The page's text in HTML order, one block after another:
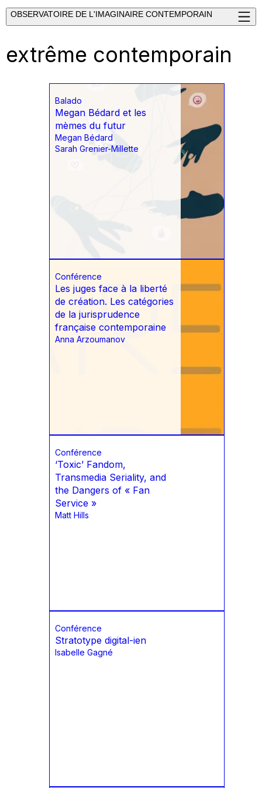
OBSERVATOIRE DE L'IMAGINAIRE CONTEMPORAIN
extrême contemporain
Balado
Megan Bédard et les
mèmes du futur
Megan Bédard
Sarah Grenier-Millette
Conférence
Les juges face à la liberté
de création. Les catégories
de la jurisprudence
française contemporaine
Anna Arzoumanov
Conférence
‘Toxic’ Fandom,
Transmedia Seriality, and
the Dangers of « Fan
Service »
Matt Hills
Conférence
Stratotype digital-ien
Isabelle Gagné